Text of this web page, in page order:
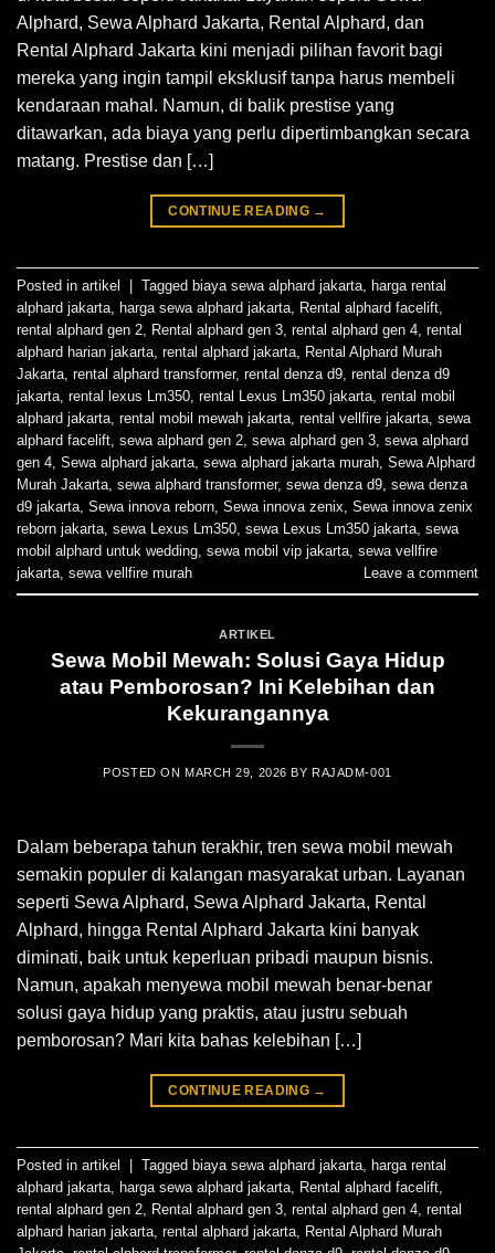
Alphard, Sewa Alphard Jakarta, Rental Alphard, dan
Rental Alphard Jakarta kini menjadi pilihan favorit bagi
mereka yang ingin tampil eksklusif tanpa harus membeli
kendaraan mahal. Namun, di balik prestise yang
ditawarkan, ada biaya yang perlu dipertimbangkan secara
matang. Prestise dan […]
CONTINUE READING →
Posted in artikel Tagged biaya sewa alphard jakarta, harga rental
alphard jakarta, harga sewa alphard jakarta, Rental alphard facelift,
rental alphard gen 2, Rental alphard gen 3, rental alphard gen 4, rental
alphard harian jakarta, rental alphard jakarta, Rental Alphard Murah
Jakarta, rental alphard transformer, rental denza d9, rental denza d9
jakarta, rental lexus Lm350, rental Lexus Lm350 jakarta, rental mobil
alphard jakarta, rental mobil mewah jakarta, rental vellfire jakarta, sewa
alphard facelift, sewa alphard gen 2, sewa alphard gen 3, sewa alphard
gen 4, Sewa alphard jakarta, sewa alphard jakarta murah, Sewa Alphard
Murah Jakarta, sewa alphard transformer, sewa denza d9, sewa denza
d9 jakarta, Sewa innova reborn, Sewa innova zenix, Sewa innova zenix
reborn jakarta, sewa Lexus Lm350, sewa Lexus Lm350 jakarta, sewa
mobil alphard untuk wedding, sewa mobil vip jakarta, sewa vellfire
jakarta, sewa vellfire murah Leave a comment
ARTIKEL
Sewa Mobil Mewah: Solusi Gaya Hidup
atau Pemborosan? Ini Kelebihan dan
Kekurangannya
POSTED ON MARCH 29, 2026 BY RAJADM-001
Dalam beberapa tahun terakhir, tren sewa mobil mewah
semakin populer di kalangan masyarakat urban. Layanan
seperti Sewa Alphard, Sewa Alphard Jakarta, Rental
Alphard, hingga Rental Alphard Jakarta kini banyak
diminati, baik untuk keperluan pribadi maupun bisnis.
Namun, apakah menyewa mobil mewah benar-benar
solusi gaya hidup yang praktis, atau justru sebuah
pemborosan? Mari kita bahas kelebihan […]
CONTINUE READING →
Posted in artikel Tagged biaya sewa alphard jakarta, harga rental
alphard jakarta, harga sewa alphard jakarta, Rental alphard facelift,
rental alphard gen 2, Rental alphard gen 3, rental alphard gen 4, rental
alphard harian jakarta, rental alphard jakarta, Rental Alphard Murah